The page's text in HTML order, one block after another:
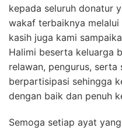
kepada seluruh donatur
wakaf terbaiknya melalui
kasih juga kami
Halimi beserta keluarga
relawan, pengurus,
berpartisipasi sehingga
dengan baik dan penuh
Semoga setiap ayat